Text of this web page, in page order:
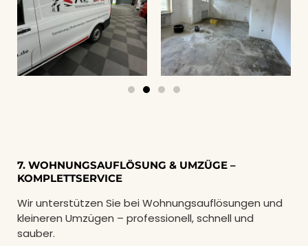
7. WOHNUNGSAUFLÖSUNG & UMZÜGE –
KOMPLETTSERVICE
Wir unterstützen Sie bei Wohnungsauflösungen und
kleineren Umzügen – professionell, schnell und
sauber.